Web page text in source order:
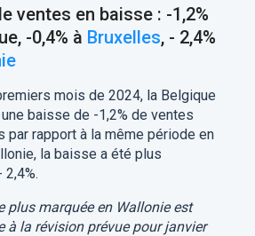
ventes en baisse : -1,2%
-0,4% à Bruxelles, - 2,4%
mois de 2024, la Belgique
baisse de -1,2% de ventes
par rapport à la même période en
la baisse a été plus
2,4%.
plus marquée en Wallonie est
à la révision prévue pour janvier